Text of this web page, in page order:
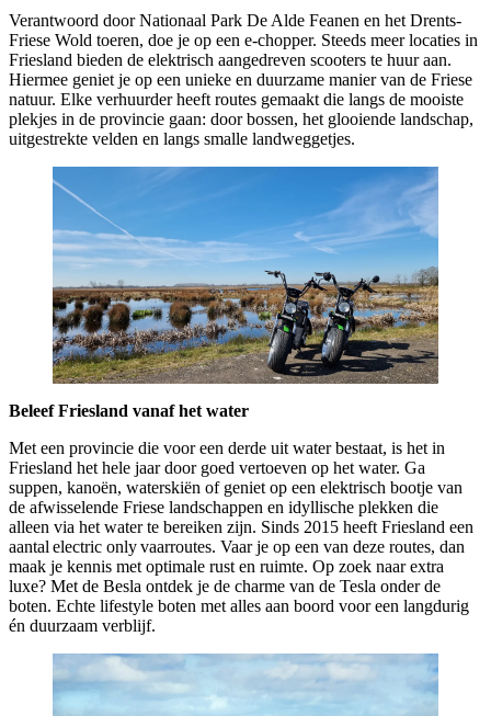
Verantwoord door Nationaal Park De Alde Feanen en het Drents-
Friese Wold toeren, doe je op een e-chopper. Steeds meer locaties in
Friesland bieden de elektrisch aangedreven scooters te huur aan.
Hiermee geniet je op een unieke en duurzame manier van de Friese
natuur. Elke verhuurder heeft routes gemaakt die langs de mooiste
plekjes in de provincie gaan: door bossen, het glooiende landschap,
uitgestrekte velden en langs smalle landweggetjes.
Beleef Friesland vanaf het water
Met een provincie die voor een derde uit water bestaat, is het in
Friesland het hele jaar door goed vertoeven op het water. Ga
suppen, kanoën, waterskiën of geniet op een elektrisch bootje van
de afwisselende Friese landschappen en idyllische plekken die
alleen via het water te bereiken zijn. Sinds 2015 heeft Friesland een
aantal electric only vaarroutes. Vaar je op een van deze routes, dan
maak je kennis met optimale rust en ruimte. Op zoek naar extra
luxe? Met de Besla ontdek je de charme van de Tesla onder de
boten. Echte lifestyle boten met alles aan boord voor een langdurig
én duurzaam verblijf.